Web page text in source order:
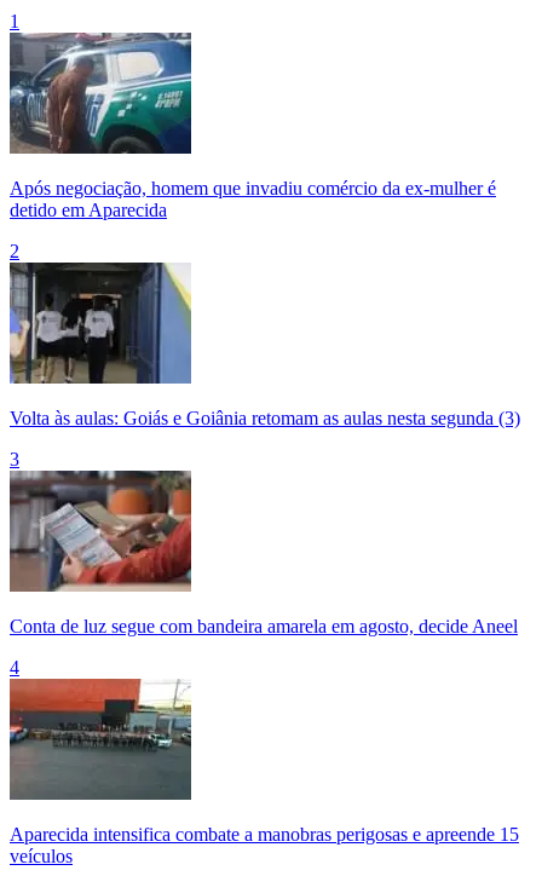
1
Após negociação, homem que invadiu comércio da ex-mulher é
detido em Aparecida
2
Volta às aulas: Goiás e Goiânia retomam as aulas nesta segunda (3)
3
Conta de luz segue com bandeira amarela em agosto, decide Aneel
4
Aparecida intensifica combate a manobras perigosas e apreende 15
veículos